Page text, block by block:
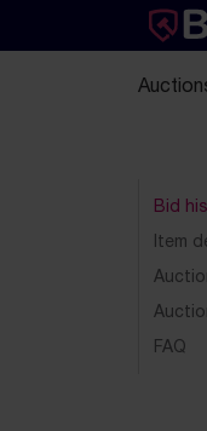
Text-based
Bid
Item
FAQ